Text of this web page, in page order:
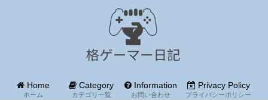
Home
ホーム
Category
カテゴリ一覧
Information
お問い合わせ
Privacy Policy
プライバシーポリシー